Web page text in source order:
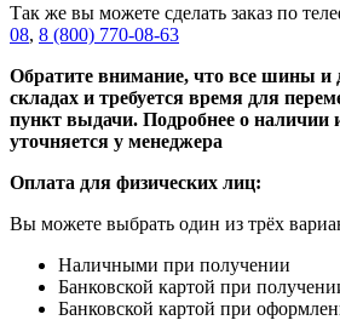
Так же вы можете сделать заказ по
08, 8 (800) 770-08-63
Обратите внимание, что все шины и
складах и требуется время для
пункт выдачи. Подробнее о наличии
уточняется у менеджера
Оплата для физических лиц:
Вы можете выбрать один из трёх
Наличными при получении
Банковской картой при
Банковской картой при